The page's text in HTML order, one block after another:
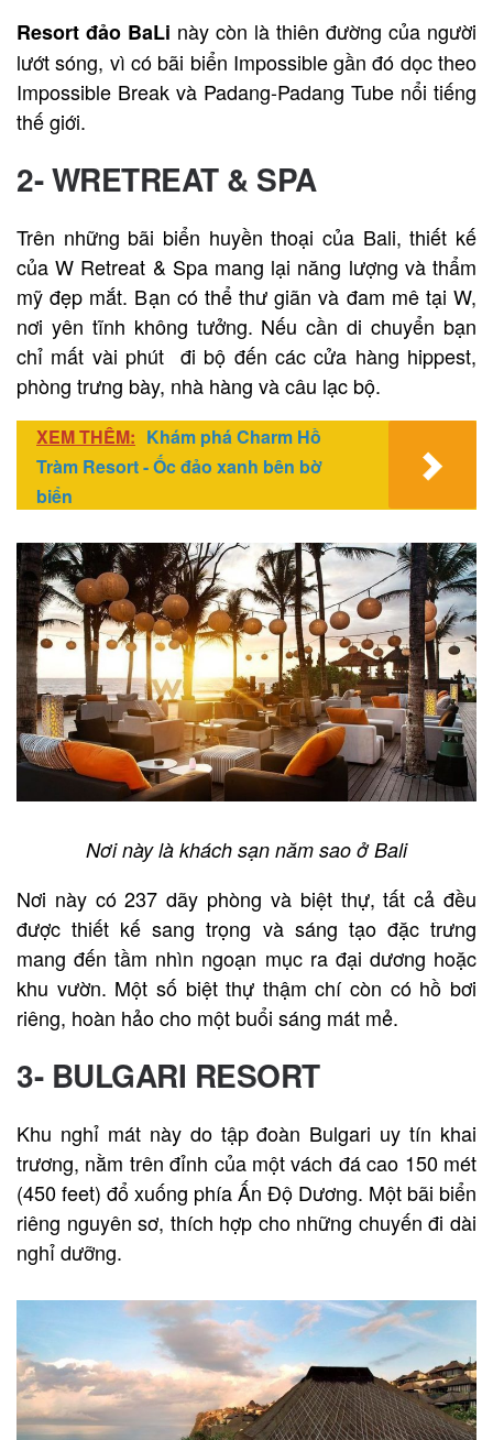
Resort đảo BaLi này còn là thiên đường của người
lướt sóng, vì có bãi biển Impossible gần đó dọc theo
Impossible Break và Padang-Padang Tube nổi tiếng
thế giới.
2- WRETREAT & SPA
Trên những bãi biển huyền thoại của Bali, thiết kế
của W Retreat & Spa mang lại năng lượng và thẩm
mỹ đẹp mắt. Bạn có thể thư giãn và đam mê tại W,
nơi yên tĩnh không tưởng. Nếu cần di chuyển bạn
chỉ mất vài phút đi bộ đến các cửa hàng hippest,
phòng trưng bày, nhà hàng và câu lạc bộ.
XEM THÊM: Khám phá Charm Hồ
Tràm Resort - Ốc đảo xanh bên bờ
biển
Nơi này là khách sạn năm sao ở Bali
Nơi này có 237 dãy phòng và biệt thự, tất cả đều
được thiết kế sang trọng và sáng tạo đặc trưng
mang đến tầm nhìn ngoạn mục ra đại dương hoặc
khu vườn. Một số biệt thự thậm chí còn có hồ bơi
riêng, hoàn hảo cho một buổi sáng mát mẻ.
3- BULGARI RESORT
Khu nghỉ mát này do tập đoàn Bulgari uy tín khai
trương, nằm trên đỉnh của một vách đá cao 150 mét
(450 feet) đổ xuống phía Ấn Độ Dương. Một bãi biển
riêng nguyên sơ, thích hợp cho những chuyến đi dài
nghỉ dưỡng.